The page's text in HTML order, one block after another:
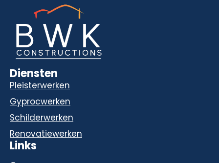
Diensten
Pleisterwerken
Gyprocwerken
Schilderwerken
Renovatiewerken
Links